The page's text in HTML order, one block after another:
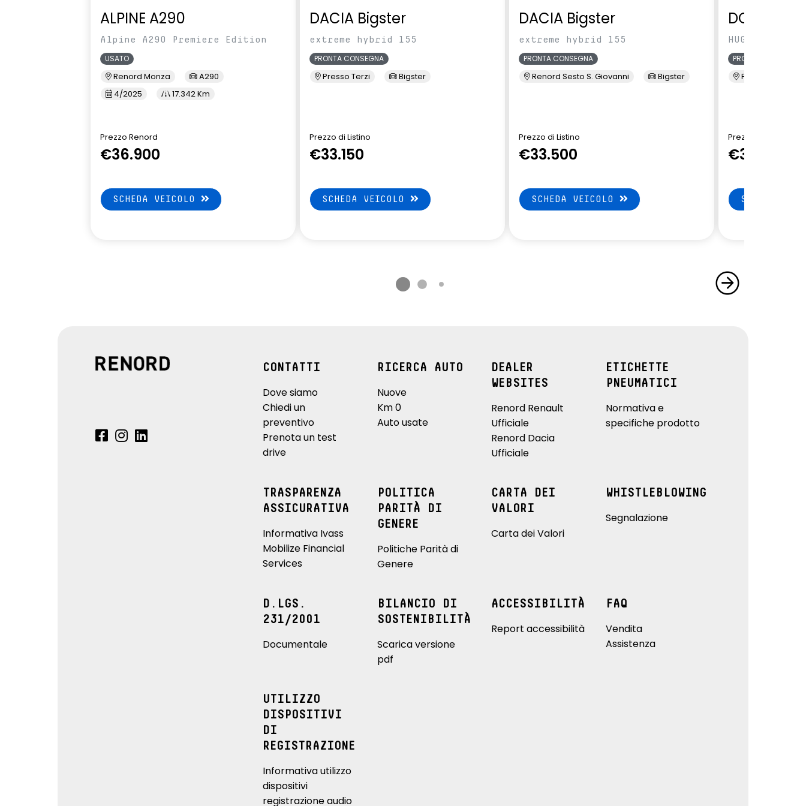
ALPINE A290
Alpine A290 Premiere Edition
USATO
Renord Monza
A290
4/2025
17.342 Km
Prezzo Renord
€36.900
SCHEDA VEICOLO
DACIA Bigster
extreme hybrid 155
PRONTA CONSEGNA
Presso Terzi Bigster
Prezzo di Listino
€33.150
SCHEDA VEICOLO
DACIA Bigster
extreme hybrid 155
PRONTA CONSEGNA
Renord Sesto S. Giovanni Bigster
Prezzo di Listino
€33.500
SCHEDA VEICOLO
HUGE HD120
PRONTA CONSEGNA
Presso Terzi
Prezzo di Listino
€35.649
SCHEDA
CONTATTI
Dove siamo
Chiedi un
preventivo
Prenota un test
drive
RICERCA AUTO
Nuove
Km 0
Auto usate
DEALER
WEBSITES
Renord Renault
Ufficiale
Renord Dacia
Ufficiale
ETICHETTE
PNEUMATICI
Normativa e
specifiche prodotto
TRASPARENZA
ASSICURATIVA
Informativa Ivass
Mobilize Financial
Services
POLITICA
PARITÀ DI
GENERE
Politiche Parità di
Genere
CARTA DEI
VALORI
Carta dei Valori
WHISTLEBLOWING
Segnalazione
D.LGS.
231/2001
Documentale
BILANCIO DI
SOSTENIBILITÀ
Scarica versione
pdf
ACCESSIBILITÀ
Report accessibilità
FAQ
Vendita
Assistenza
UTILIZZO
DISPOSITIVI
DI
REGISTRAZIONE
Informativa utilizzo
dispositivi
registrazione audio